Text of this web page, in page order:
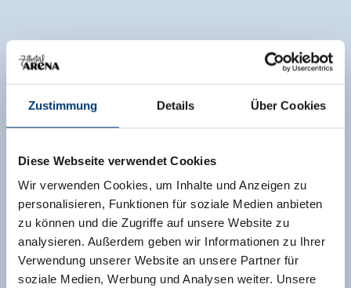
Zustimmung Details Über Cookies
Diese Webseite verwendet Cookies
Wir verwenden Cookies, um Inhalte und Anzeigen zu
personalisieren, Funktionen für soziale Medien anbieten
zu können und die Zugriffe auf unsere Website zu
analysieren. Außerdem geben wir Informationen zu Ihrer
Verwendung unserer Website an unsere Partner für
soziale Medien, Werbung und Analysen weiter. Unsere